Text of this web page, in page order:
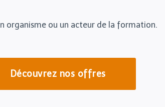
organisme ou un acteur de la formation.
Découvrez nos offres